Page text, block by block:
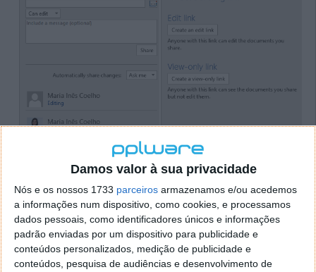
Damos valor à sua privacidade
Nós e os nossos 1733 parceiros armazenamos e/ou acedemos
a informações num dispositivo, como cookies, e processamos
dados pessoais, como identificadores únicos e informações
padrão enviadas por um dispositivo para publicidade e
conteúdos personalizados, medição de publicidade e
conteúdos, pesquisa de audiências e desenvolvimento de
Assim, a partilha pode ser efetuada através de um
Convite às Pessoas (Invite people) feito através de
e-mail. Por outro lado, pode-seCriar um link de
partilha (Get a sharing link).